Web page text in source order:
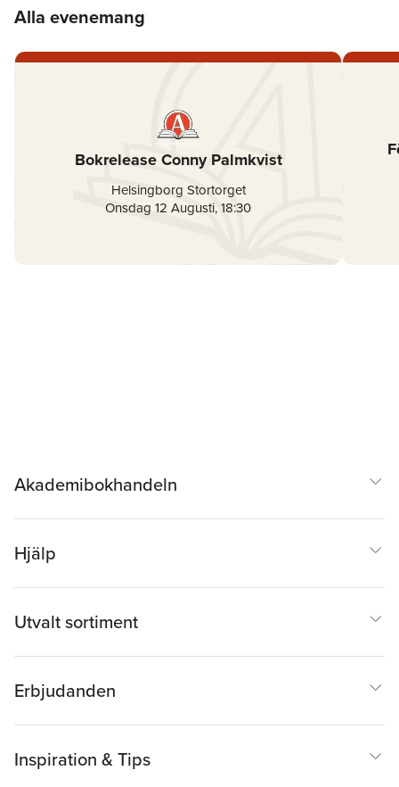
Alla evenemang
Bokrelease Conny Palmkvist
Helsingborg Stortorget
Onsdag 12 Augusti,18:30
Akademibokhandeln
Hjälp
Utvalt sortiment
Erbjudanden
Inspiration & Tips